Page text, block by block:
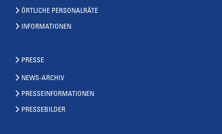
ÖRTLICHE PERSONALRÄTE
INFORMATIONEN
PRESSE
NEWS-ARCHIV
PRESSEINFORMATIONEN
PRESSEBILDER